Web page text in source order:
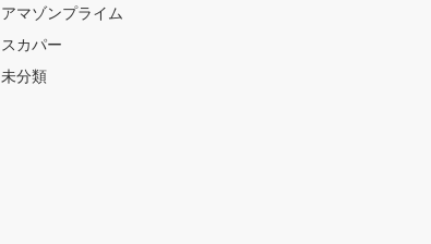
アマゾンプライム
スカパー
未分類